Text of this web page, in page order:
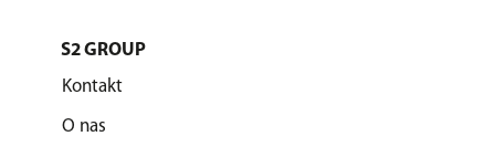
S2 GROUP
Kontakt
O nas